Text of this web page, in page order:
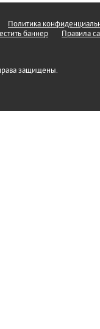
Политика
баннер Правила
защищены.